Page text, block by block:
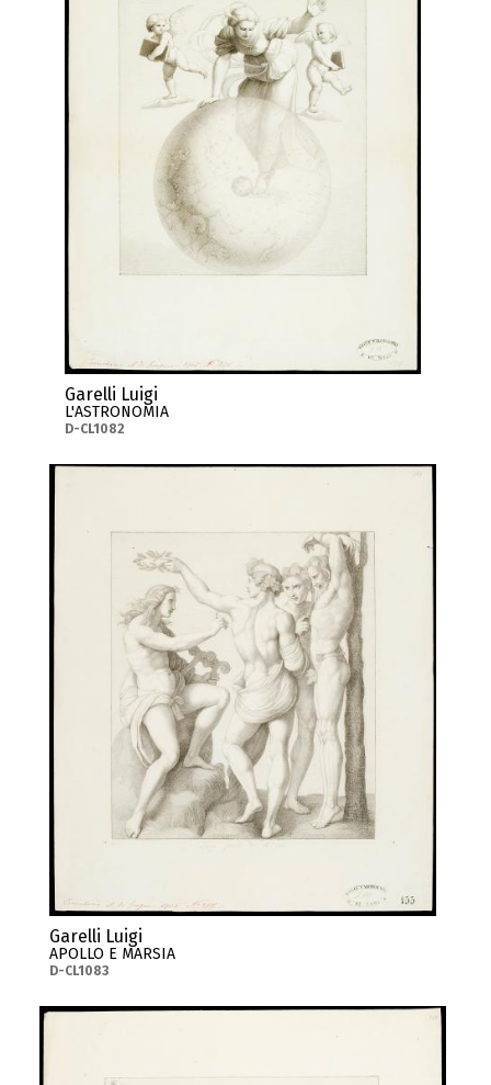
Garelli Luigi
L'ASTRONOMIA
D-CL1082
Garelli Luigi
APOLLO E MARSIA
D-CL1083